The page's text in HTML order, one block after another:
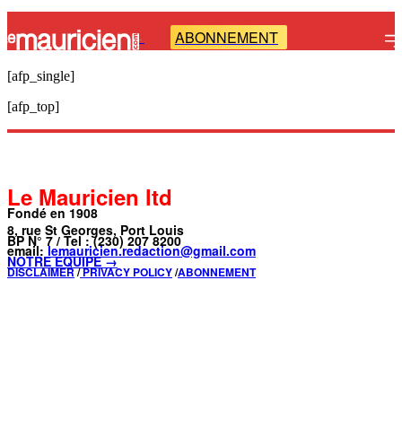
- ABONNEMENT
[afp_single]
[afp_top]
Le Mauricien ltd
Fondé en 1908
8, rue St Georges, Port Louis
BP N° 7 / Tel : (230) 207 8200
email: lemauricien.redaction@gmail.com
NOTRE ÉQUIPE →
DISCLAIMER/PRIVACY POLICY/ABONNEMENT